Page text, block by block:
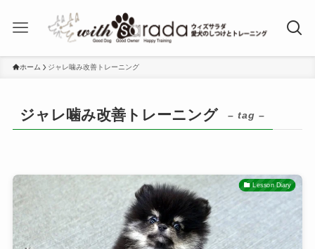
ホーム ジャレ噛み改善トレーニング
ジャレ噛み改善トレーニング – tag –
Lesson Diary